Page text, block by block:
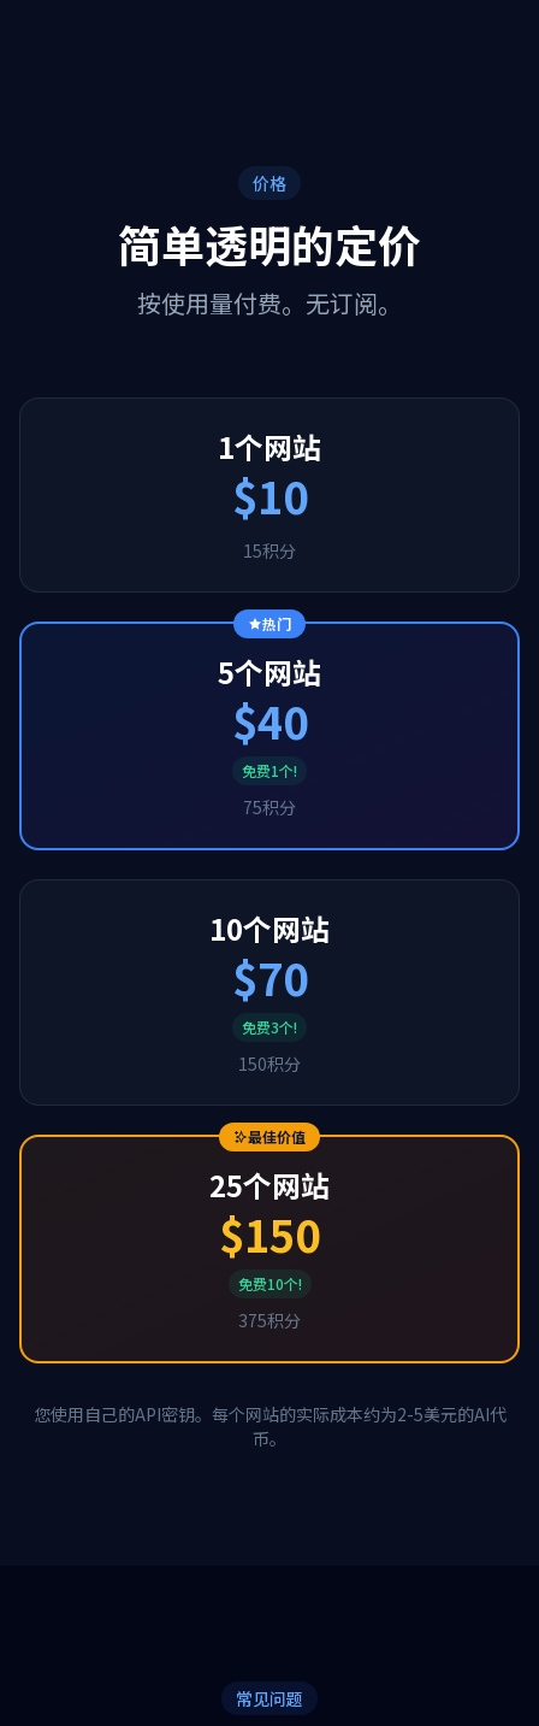
价格
简单透明的定价
按使用量付费。无订阅。
1个网站
$10
15积分
热门
5个网站
$40
免费1个!
75积分
10个网站
$70
免费3个!
150积分
最佳价值
25个网站
$150
免费10个!
375积分
您使用自己的API密钥。每个网站的实际成本约为2-5美元的AI代
币。
常见问题